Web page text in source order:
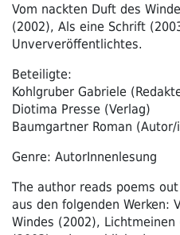
Vom nackten Duft des
(2002), Als eine Schrift
Unververöffentlichtes.
Beteiligte:
Kohlgruber Gabriele
Diotima Presse (Verlag)
Baumgartner Roman (Autor/
Genre: AutorInnenlesung
The author reads poems
aus den folgenden Werken:
Windes (2002),